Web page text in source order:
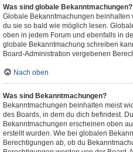
Was sind globale Bekanntmachungen?
Globale Bekanntmachungen
du sie so bald wie möglich lesen.
oben in jedem Forum und ebenfalls in
globale Bekanntmachung schreiben
Board-Administration vergebenen
Nach oben
Was sind Bekanntmachungen?
Bekanntmachungen beinhalten meist
des Boards, in dem du dich befindest.
Bekanntmachungen erscheinen oben
erstellt wurden. Wie bei globalen
Berechtigungen ab, ob du